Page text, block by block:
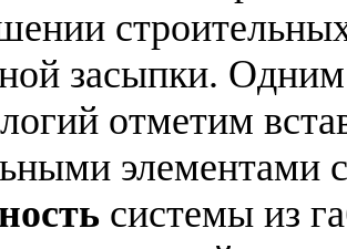
засыпки.
отметим
элементами
системы из